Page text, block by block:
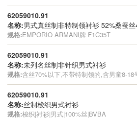
62059010.91
名称:男式真丝制非特制领衬衫 52%桑蚕
规格:EMPORIO ARMANI牌 F1C35T
62059010.91
名称:未列名丝制非针织男式衬衫
规格:含丝70%以下,不带特制领的,含男童8-18
62059010.91
名称:丝制梭织男式衬衫
规格:梭织|衬衫|男式|100%丝|BVBA